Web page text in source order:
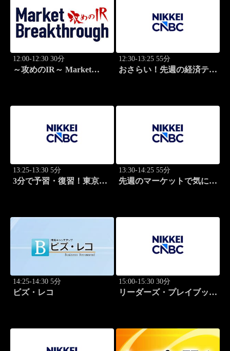
12:00-12:30 30分
～攻めのIR～ Market
12:30-13:25 55分
おさらい！先週の経済テー
13:25-13:30 5分
3分で予習・復習！東京市
13:30-14:25 55分
先週のマーケットで気にな
14:25-14:30 5分
ビズ・レコ
15:00-15:30 30分
リーダーズ・プレイブック